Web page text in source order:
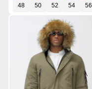
48 50 52 54 56